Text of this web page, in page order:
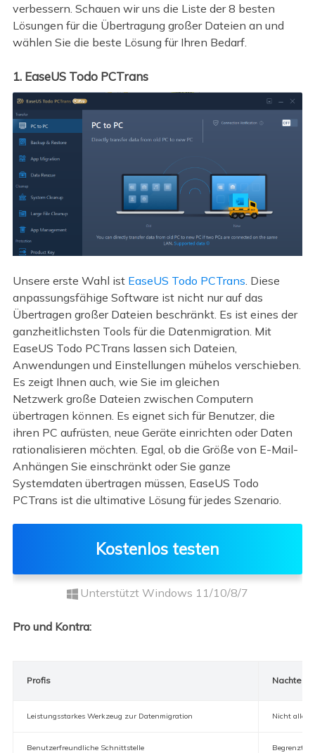
verbessern. Schauen wir uns die Liste der 8 besten
Lösungen für die Übertragung großer Dateien an und
wählen Sie die beste Lösung für Ihren Bedarf.
1. EaseUS Todo PCTrans
Unsere erste Wahl ist EaseUS Todo PCTrans . Diese
anpassungsfähige Software ist nicht nur auf das
Übertragen großer Dateien beschränkt. Es ist eines der
ganzheitlichsten Tools für die Datenmigration. Mit
EaseUS Todo PCTrans lassen sich Dateien,
Anwendungen und Einstellungen mühelos verschieben.
Es zeigt Ihnen auch, wie Sie im gleichen
Netzwerk große Dateien zwischen Computern
übertragen können. Es eignet sich für Benutzer, die
ihren PC aufrüsten, neue Geräte einrichten oder Daten
rationalisieren möchten. Egal, ob die Größe von E-Mail-
Anhängen Sie einschränkt oder Sie ganze
Systemdaten übertragen müssen, EaseUS Todo
PCTrans ist die ultimative Lösung für jedes Szenario.
Kostenlos testen
Unterstützt Windows 11/10/8/7
Pro und Kontra:
Profis Nachteile
Leistungsstarkes Werkzeug zur Datenmigration Nicht alle
Benutzerfreundliche Schnittstelle Begrenzte